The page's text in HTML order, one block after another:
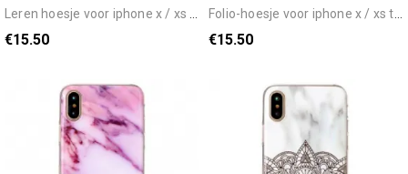
leren hoesje voor iphone x / xs ik hou van parijs
€15.50
folio-hoesje voor iphone x / xs tropische bloemen
€15.50